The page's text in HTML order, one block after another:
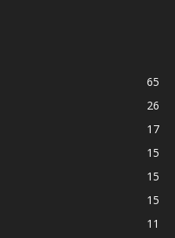
65
26
17
15
15
15
11